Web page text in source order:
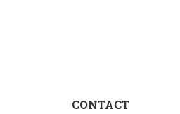
CONTACT